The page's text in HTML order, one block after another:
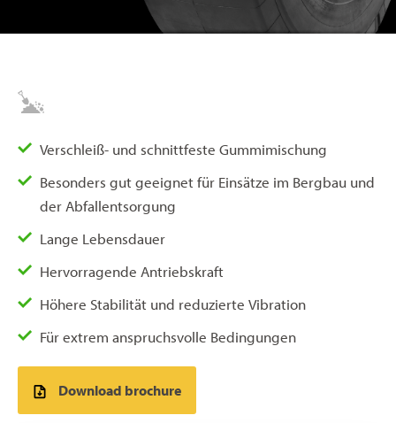
Verschleiß- und schnittfeste Gummimischung
Besonders gut geeignet für Einsätze im Bergbau und
der Abfallentsorgung
Lange Lebensdauer
Hervorragende Antriebskraft
Höhere Stabilität und reduzierte Vibration
Für extrem anspruchsvolle Bedingungen
Download brochure